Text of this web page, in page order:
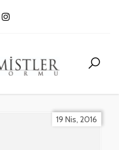
19 Nis, 2016